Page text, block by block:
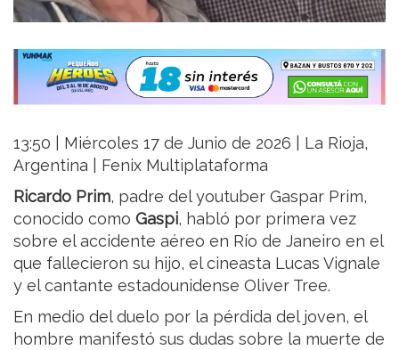
13:50 | Miércoles 17 de Junio de 2026 | La Rioja,
Argentina | Fenix Multiplataforma
Ricardo Prim, padre del youtuber Gaspar Prim,
conocido como Gaspi, habló por primera vez
sobre el accidente aéreo en Río de Janeiro en el
que fallecieron su hijo, el cineasta Lucas Vignale
y el cantante estadounidense Oliver Tree.
En medio del duelo por la pérdida del joven, el
hombre manifestó sus dudas sobre la muerte de